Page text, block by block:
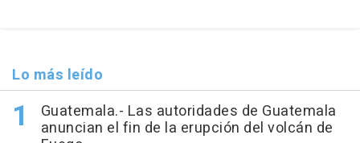
Lo más leído
Guatemala.- Las autoridades de Guatemala
anuncian el fin de la erupción del volcán de